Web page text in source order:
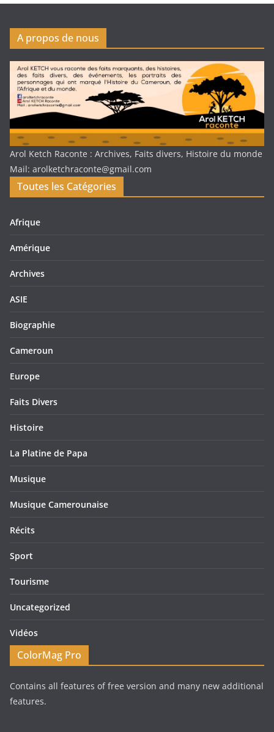
A propos de nous
Arol Ketch Raconte : Archives, Faits divers, Histoire du monde
Mail: arolketchraconte@gmail.com
Toutes les Catégories
Afrique
Amérique
Archives
ASIE
Biographie
Cameroun
Europe
Faits Divers
Histoire
La Platine de Papa
Musique
Musique Camerounaise
Récits
Sport
Tourisme
Uncategorized
Vidéos
ColorMag Pro
Contains all features of free version and many new additional
features.